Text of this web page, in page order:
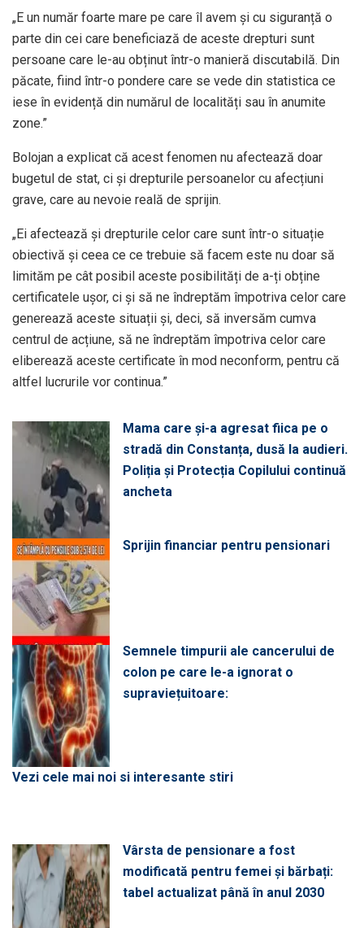
„E un număr foarte mare pe care îl avem și cu siguranță o
parte din cei care beneficiază de aceste drepturi sunt
persoane care le-au obținut într-o manieră discutabilă. Din
păcate, fiind într-o pondere care se vede din statistica ce
iese în evidență din numărul de localități sau în anumite
zone.”
Bolojan a explicat că acest fenomen nu afectează doar
bugetul de stat, ci și drepturile persoanelor cu afecțiuni
grave, care au nevoie reală de sprijin.
„Ei afectează și drepturile celor care sunt într-o situație
obiectivă și ceea ce ce trebuie să facem este nu doar să
limităm pe cât posibil aceste posibilități de a-ți obține
certificatele ușor, ci și să ne îndreptăm împotriva celor care
generează aceste situații și, deci, să inversăm cumva
centrul de acțiune, să ne îndreptăm împotriva celor care
eliberează aceste certificate în mod neconform, pentru că
altfel lucrurile vor continua.”
Mama care și-a agresat fiica pe o
stradă din Constanța, dusă la audieri.
Poliția și Protecția Copilului continuă
ancheta
Sprijin financiar pentru pensionari
Semnele timpurii ale cancerului de
colon pe care le-a ignorat o
supraviețuitoare:
Vezi cele mai noi si interesante stiri
Vârsta de pensionare a fost
modificată pentru femei și bărbați:
tabel actualizat până în anul 2030